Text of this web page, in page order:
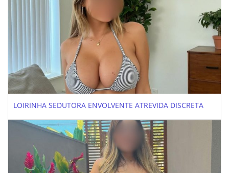
LOIRINHA SEDUTORA ENVOLVENTE ATREVIDA DISCRETA